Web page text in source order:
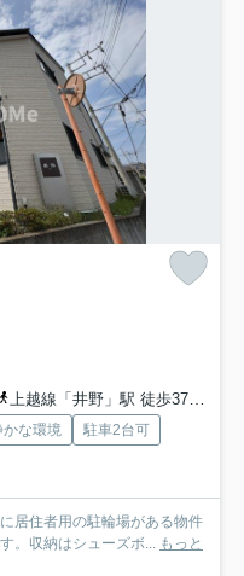
上越線「井野」駅 徒歩37分
かな環境
駐車2台可
居住者用の駐輪場がある物件
。収納はシューズボ... もっと